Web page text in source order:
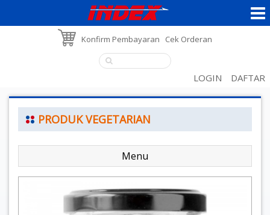
Konfirm Pembayaran Cek Orderan
LOGIN DAFTAR
PRODUK VEGETARIAN
Menu